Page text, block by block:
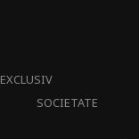
EXCLUSIV
SOCIETATE